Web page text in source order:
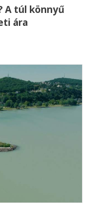
A túl könnyű
ára